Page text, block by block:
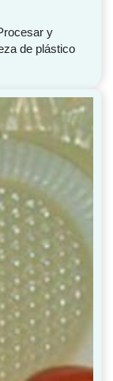
y
de plástico